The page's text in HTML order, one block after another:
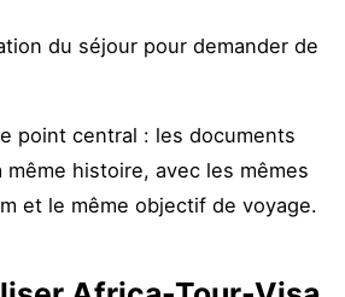
du séjour pour demander de
point central : les documents
histoire, avec les mêmes
et le même objectif de voyage.